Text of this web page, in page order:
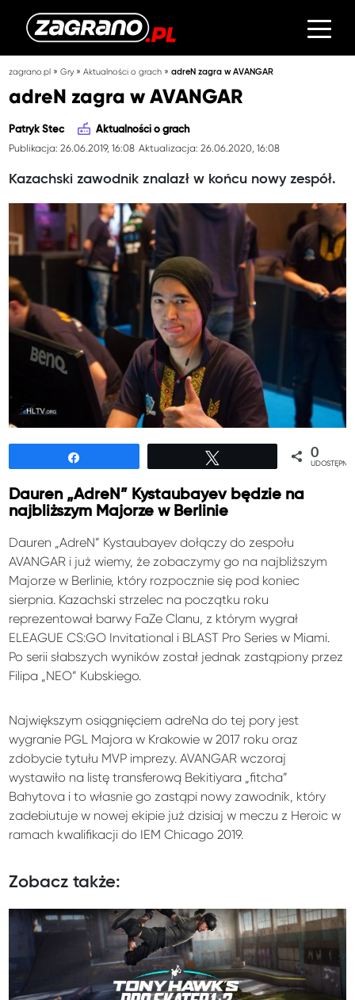
zagrano.pl »Gry»Aktualności o grach »adreN zagra w AVANGAR
adreN zagra w AVANGAR
Patryk Stec Aktualności o grach
Publikacja: 26.06.2019, 16:08 Aktualizacja: 26.06.2020, 16:08
Kazachski zawodnik znalazł w końcu nowy zespół.
0
Dauren „AdreN” Kystaubayev będzie na
najbliższym Majorze w Berlinie
Dauren „AdreN” Kystaubayev dołączy do zespołu
AVANGAR i już wiemy, że zobaczymy go na najbliższym
Majorze w Berlinie, który rozpocznie się pod koniec
sierpnia. Kazachski strzelec na początku roku
reprezentował barwy FaZe Clanu, z którym wygrał
ELEAGUE CS:GO Invitational i BLAST Pro Series w Miami.
Po serii słabszych wyników został jednak zastąpiony przez
Filipa „NEO” Kubskiego.
Największym osiągnięciem adreNa do tej pory jest
wygranie PGL Majora w Krakowie w 2017 roku oraz
zdobycie tytułu MVP imprezy. AVANGAR wczoraj
wystawiło na listę transferową Bekitiyara „fitcha”
Bahytova i to własnie go zastąpi nowy zawodnik, który
zadebiutuje w nowej ekipie już dzisiaj w meczu z Heroic w
ramach kwalifikacji do IEM Chicago 2019.
Zobacz także: